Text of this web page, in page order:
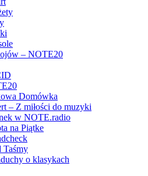
– NOTE20
Domówka
– Z miłości do muzyki
w NOTE.radio
na Piątke
Taśmy
o klasykach